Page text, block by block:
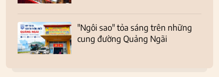
"Ngôi sao" tỏa sáng trên những
cung đường Quảng Ngãi